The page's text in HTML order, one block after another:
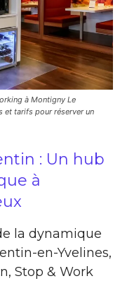
à Montigny Le
et tarifs pour réserver un
: Un hub
à
la dynamique
en-Yvelines,
Stop & Work